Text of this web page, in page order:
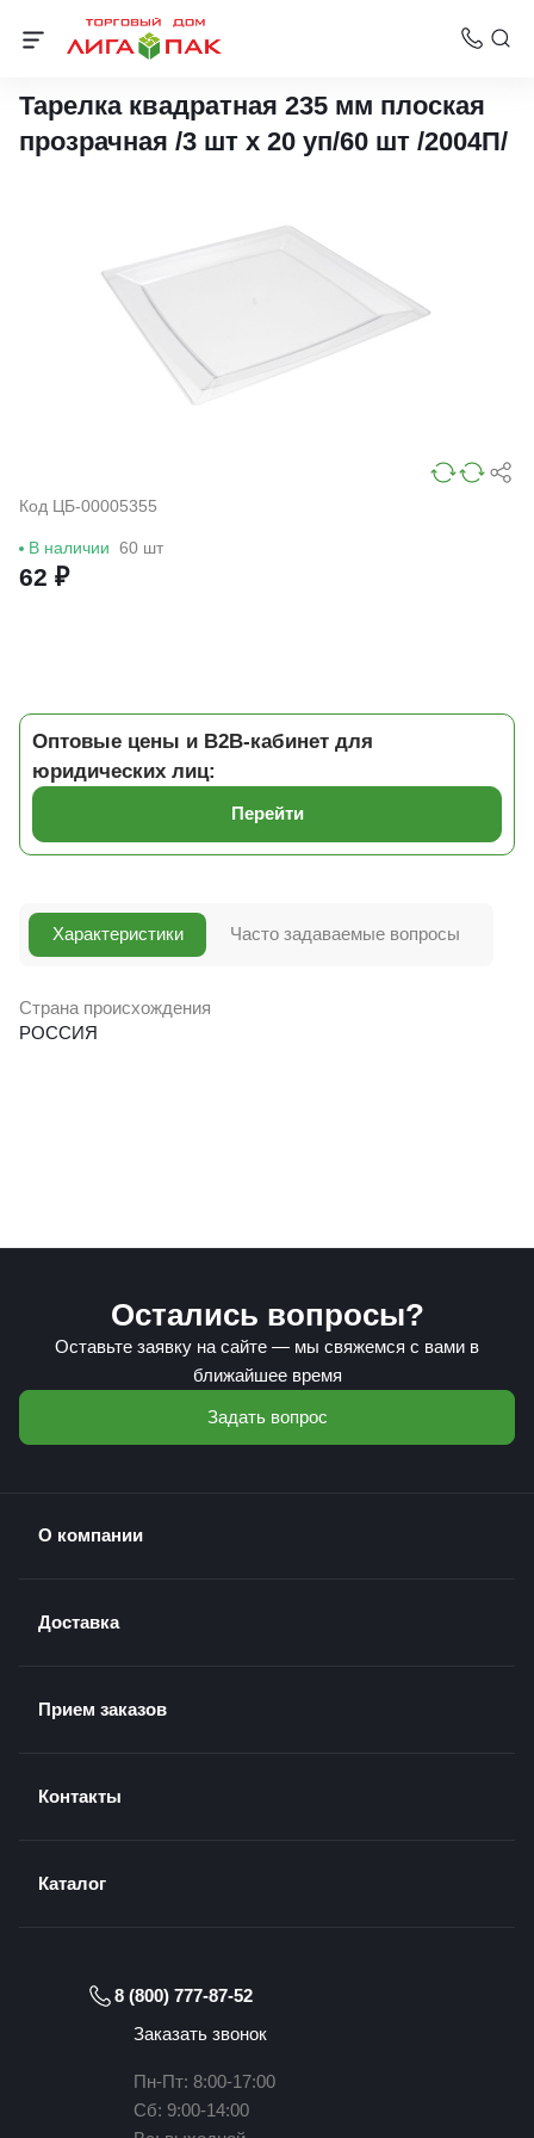
Тарелки
Тарелка квадратная 235 мм плоская
прозрачная /3 шт х 20 уп/60 шт /2004П/
Код ЦБ-00005355
В наличии 60 шт
62 ₽
Оптовые цены и B2B-кабинет для
юридических лиц:
Перейти
Характеристики
Страна происхождения
РОССИЯ
Часто задаваемые вопросы
Остались вопросы?
Оставьте заявку на сайте — мы свяжемся с вами в
ближайшее время
Задать вопрос
О компании
Доставка
Прием заказов
Контакты
Каталог
8 (800) 777-87-52
Заказать звонок
Пн-Пт: 8:00-17:00
Сб: 9:00-14:00